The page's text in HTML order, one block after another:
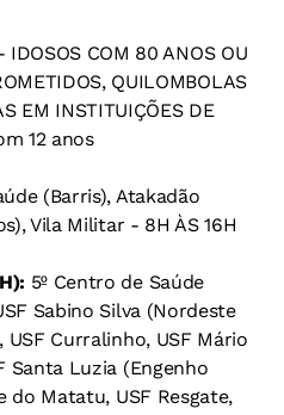
IDOSOS COM 80 ANOS OU
QUILOMBOLAS
EM INSTITUIÇÕES DE
12 anos
(Barris), Atakadão
Vila Militar - 8H ÀS 16H
5º Centro de Saúde
Sabino Silva (Nordeste
Curralinho, USF Mário
Santa Luzia (Engenho
do Matatu, USF Resgate,